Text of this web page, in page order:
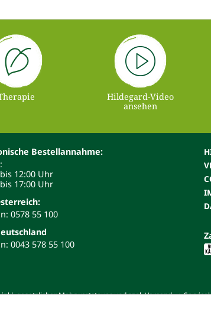
Hildegard-Video
ansehen
Bestellannahme:
12:00 Uhr
17:00 Uhr
0578 55 100
0043 578 55 100
gesetzlicher Mehrwertsteuer und zzgl. Versand- u.